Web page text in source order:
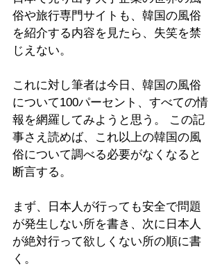
俗や旅行専門サイトも、韓国の風俗
を紹介する内容を見たら、失笑を禁
じえない。
これに対し筆者は今日、韓国の風俗
について100パーセント、すべての情
報を網羅してみようと思う。 この記
事さえ読めば、これ以上の韓国の風
俗について調べる必要がなくなると
断言する。
まず、日本人が行っても安全で問題
が発生しない所を書き、次に日本人
が絶対行って欲しくない所の順に書
く。